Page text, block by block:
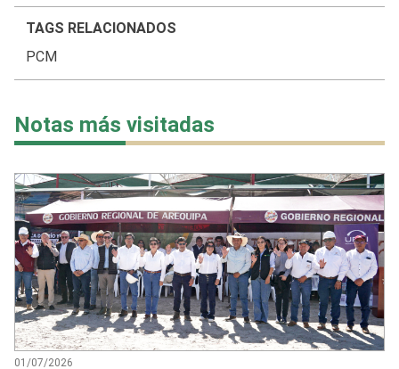
TAGS RELACIONADOS
PCM
Notas más visitadas
01/07/2026